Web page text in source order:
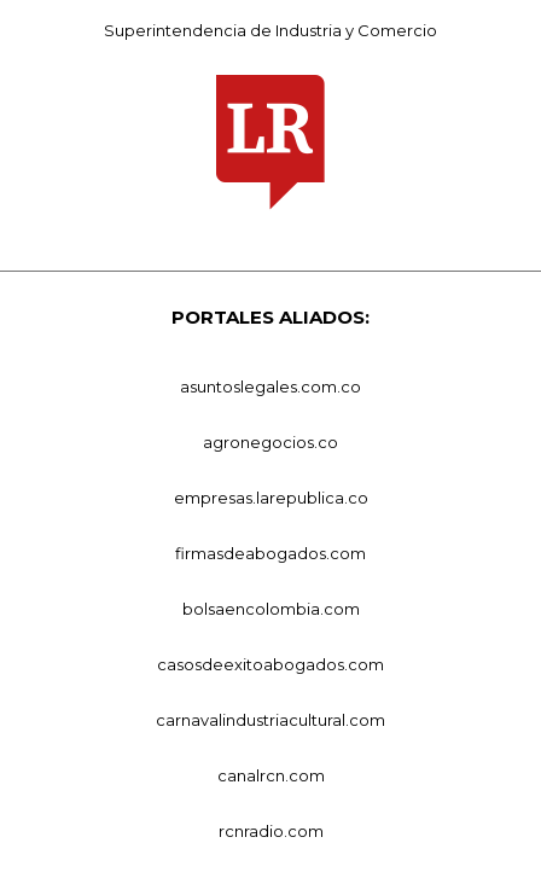
Superintendencia de Industria y Comercio
PORTALES ALIADOS:
asuntoslegales.com.co
agronegocios.co
empresas.larepublica.co
firmasdeabogados.com
bolsaencolombia.com
casosdeexitoabogados.com
carnavalindustriacultural.com
canalrcn.com
rcnradio.com